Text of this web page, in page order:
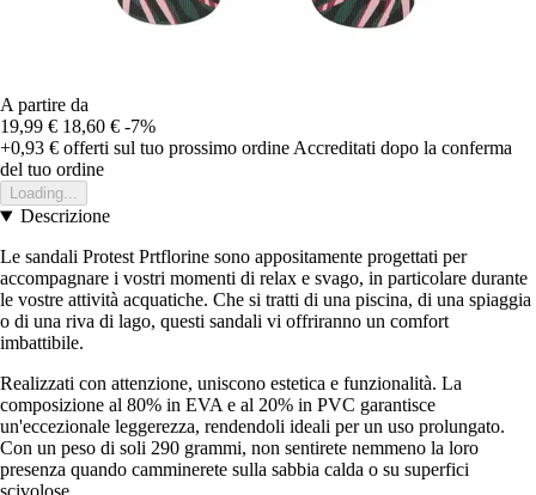
A partire da
19,99 € 18,60 € -7%
+0,93 € offerti sul tuo prossimo ordine Accreditati dopo la conferma
del tuo ordine
Loading...
Descrizione
Le sandali Protest Prtflorine sono appositamente progettati per
accompagnare i vostri momenti di relax e svago, in particolare durante
le vostre attività acquatiche. Che si tratti di una piscina, di una spiaggia
o di una riva di lago, questi sandali vi offriranno un comfort
imbattibile.
Realizzati con attenzione, uniscono estetica e funzionalità. La
composizione al 80% in EVA e al 20% in PVC garantisce
un'eccezionale leggerezza, rendendoli ideali per un uso prolungato.
Con un peso di soli 290 grammi, non sentirete nemmeno la loro
presenza quando camminerete sulla sabbia calda o su superfici